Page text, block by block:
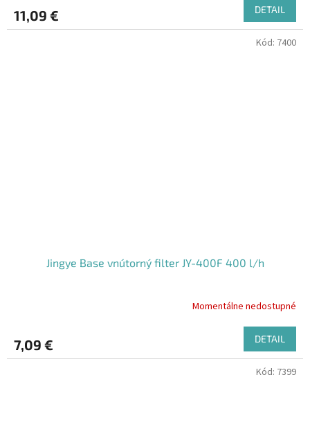
11,09 € DETAIL
Jingye Base vnútorný filter JY-400F 400 l/h
Momentálne nedostupné
7,09 € DETAIL
Kód: 7400
Kód: 7399